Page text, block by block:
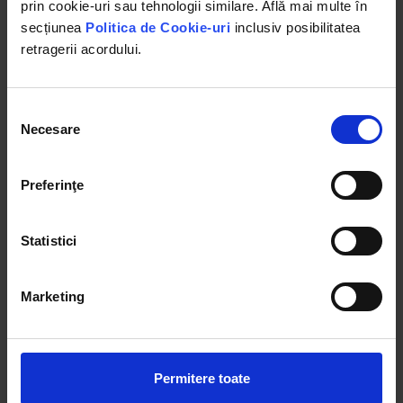
prin cookie-uri sau tehnologii similare. Află mai multe în
secțiunea Politica de Cookie-uri inclusiv posibilitatea
retragerii acordului.
consimțământului
Necesare
Preferinţe
Statistici
Marketing
Permitere toate
Aplicare: Lance spumare, nebulizator, pompe
presiune
Ambalaj: 22 kg
Curata eficient fara frecare
de trafic
Potrivit pentru utilizare intensiva
MOD DE UTILIZARE: